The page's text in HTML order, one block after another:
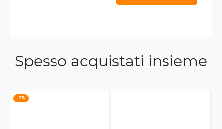
Spesso acquistati insieme
-7 %